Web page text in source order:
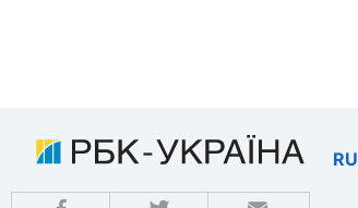
RU